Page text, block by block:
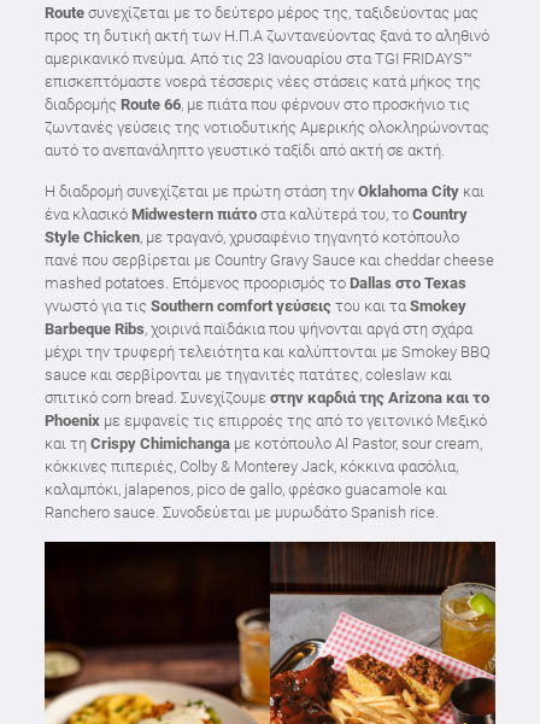
Routeσυνεχίζεται με το δεύτερο μέρος της, ταξιδεύοντας μας
προς τη δυτική ακτή των Η.Π.Α ζωντανεύοντας ξανά το αληθινό
αμερικανικό πνεύμα. Από τις 23 Ιανουαρίου στα TGI FRIDAYS™
επισκεπτόμαστε νοερά τέσσερις νέες στάσεις κατά μήκος της
διαδρομής Route 66, με πιάτα που φέρνουν στο προσκήνιο τις
ζωντανές γεύσεις της νοτιοδυτικής Αμερικής ολοκληρώνοντας
αυτό το ανεπανάληπτο γευστικό ταξίδι από ακτή σε ακτή.
Η διαδρομή συνεχίζεται με πρώτη στάση την Oklahoma City και
ένα κλασικό Midwestern πιάτο στα καλύτερά του, το Country
Style Chicken, με τραγανό, χρυσαφένιο τηγανητό κοτόπουλο
πανέ που σερβίρεται με Country Gravy Sauce και cheddar cheese
mashed potatoes. Επόμενος προορισμός το Dallas στο Texas
γνωστό για τις Southern comfort γεύσειςτου και τα Smokey
Barbeque Ribs , χοιρινά παϊδάκια που ψήνονται αργά στη σχάρα
μέχρι την τρυφερή τελειότητα και καλύπτονται με Smokey BBQ
sauce και σερβίρονται με τηγανιτές πατάτες, coleslaw και
σπιτικό corn bread. Συνεχίζουμε στην καρδιά της Arizona και το
Phoenixμε εμφανείς τις επιρροές της από το γειτονικό Μεξικό
και τη Crispy Chimichangaμε κοτόπουλο Al Pastor, sour cream,
κόκκινες πιπεριές, Colby & Monterey Jack, κόκκινα φασόλια,
καλαμπόκι, jalapenos, pico de gallo, φρέσκο guacamole και
Ranchero sauce. Συνοδεύεται με μυρωδάτο Spanish rice.